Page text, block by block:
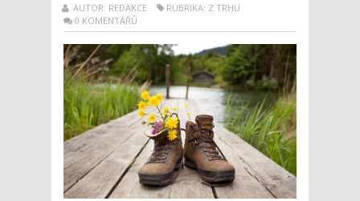
AUTOR: REDAKCE
RUBRIKA: Z TRHU
0 KOMENTÁŘŮ